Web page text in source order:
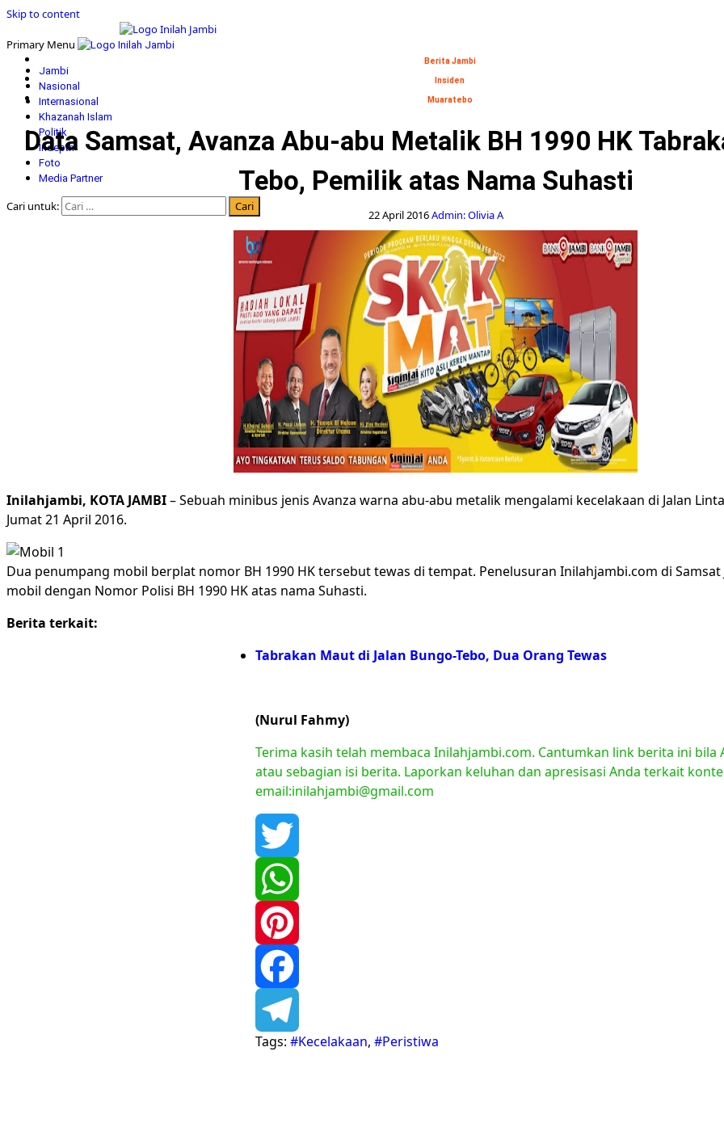
Skip to content
Primary Menu
Jambi
Nasional
Internasional
Khazanah Islam
Politik
Indepth
Foto
Media Partner
Cari untuk:
Berita Jambi
Insiden
Muaratebo
Data Samsat, Avanza Abu-abu Metalik BH 1990 HK
Tebo, Pemilik atas Nama Suhasti
22 April 2016Admin: Olivia A
Inilahjambi, KOTA JAMBI– Sebuah minibus jenis Avanza warna abu-abu metalik mengalami kecelakaan di Jalan
Jumat 21 April 2016.
Dua penumpang mobil berplat nomor BH 1990 HK tersebut tewas di tempat. Penelusuran Inilahjambi.com di
mobil dengan Nomor Polisi BH 1990 HK atas nama Suhasti.
Berita terkait:
Tabrakan Maut di Jalan Bungo-Tebo, Dua Orang Tewas
(Nurul Fahmy)
Terima kasih telah membaca Inilahjambi.com. Cantumkan link berita ini
atau sebagian isi berita. Laporkan keluhan dan apresisasi Anda terkait
email:inilahjambi@gmail.com
Twitter
WhatsApp
Pinterest
Facebook
Telegram
Tags: #Kecelakaan, #Peristiwa